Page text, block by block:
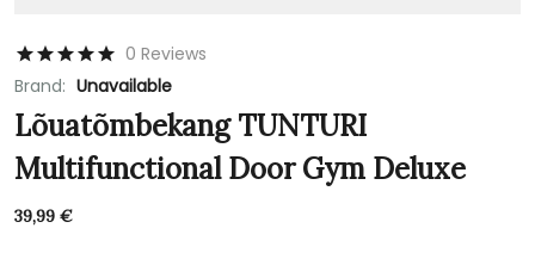
0 Reviews
Brand: Unavailable
Lõuatõmbekang TUNTURI
Multifunctional Door Gym Deluxe
39,99 €